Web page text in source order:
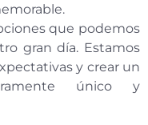
que podemos
gran día. Estamos
y crear un
único y